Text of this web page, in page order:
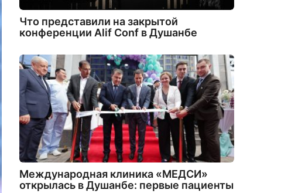
Что представили на закрытой
конференции Alif Conf в Душанбе
Международная клиника «МЕДСИ»
открылась в Душанбе: первые пациенты